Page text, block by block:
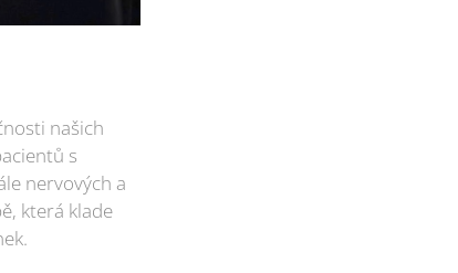
našich
s
nervových a
která klade